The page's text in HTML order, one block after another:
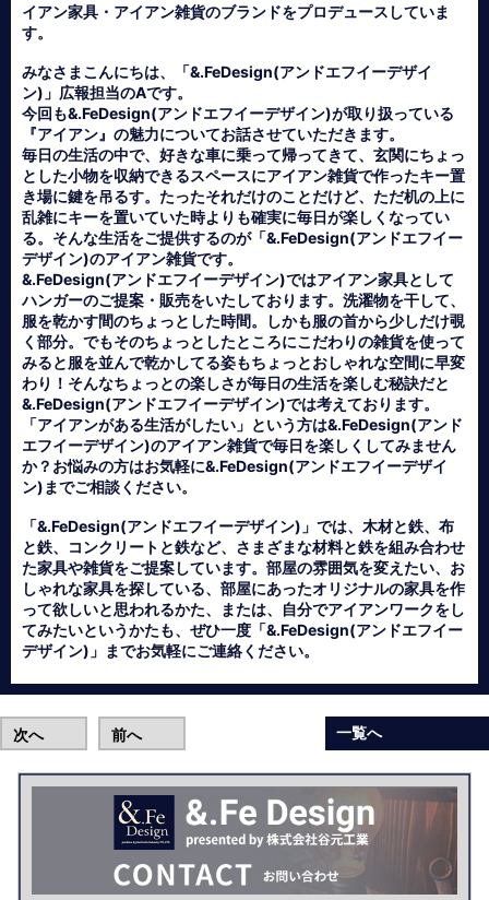
イアン家具・アイアン雑貨のブランドをプロデュースしていま
す。
みなさまこんにちは、「&.FeDesign(アンドエフイーデザイ
ン)」広報担当のAです。
今回も&.FeDesign(アンドエフイーデザイン)が取り扱っている
『アイアン』の魅力についてお話させていただきます。
毎日の生活の中で、好きな車に乗って帰ってきて、玄関にちょっ
とした小物を収納できるスペースにアイアン雑貨で作ったキー置
き場に鍵を吊るす。たったそれだけのことだけど、ただ机の上に
乱雑にキーを置いていた時よりも確実に毎日が楽しくなってい
る。そんな生活をご提供するのが「&.FeDesign(アンドエフイー
デザイン)のアイアン雑貨です。
&.FeDesign(アンドエフイーデザイン)ではアイアン家具として
ハンガーのご提案・販売をいたしております。洗濯物を干して、
服を乾かす間のちょっとした時間。しかも服の首から少しだけ覗
く部分。でもそのちょっとしたところにこだわりの雑貨を使って
みると服を並んで乾かしてる姿もちょっとおしゃれな空間に早変
わり！そんなちょっとの楽しさが毎日の生活を楽しむ秘訣だと
&.FeDesign(アンドエフイーデザイン)では考えております。
「アイアンがある生活がしたい」という方は&.FeDesign(アンド
エフイーデザイン)のアイアン雑貨で毎日を楽しくしてみません
か？お悩みの方はお気軽に&.FeDesign(アンドエフイーデザイ
ン)までご相談ください。
「&.FeDesign(アンドエフイーデザイン)」では、木材と鉄、布
と鉄、コンクリートと鉄など、さまざまな材料と鉄を組み合わせ
た家具や雑貨をご提案しています。部屋の雰囲気を変えたい、お
しゃれな家具を探している、部屋にあったオリジナルの家具を作
って欲しいと思われるかた、または、自分でアイアンワークをし
てみたいというかたも、ぜひ一度「&.FeDesign(アンドエフイー
デザイン)」までお気軽にご連絡ください。
次へ 前へ 一覧へ